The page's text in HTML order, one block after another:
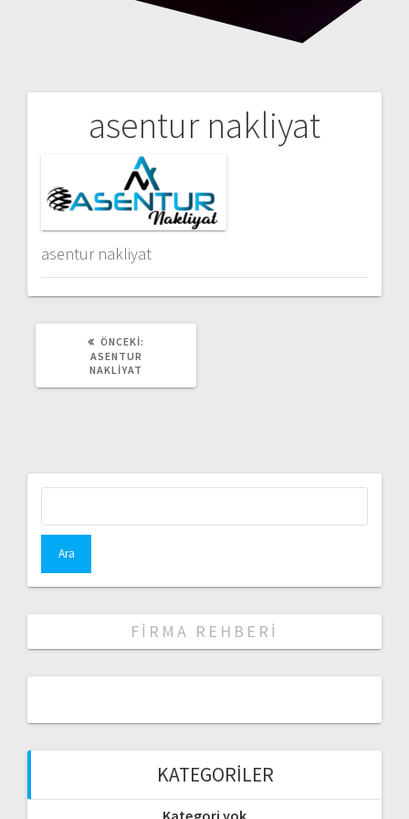
asentur nakliyat
asentur nakliyat
gezinmesi
ÖNCEKI:
ASENTUR
NAKLIYAT
FIRMA REHBERI
KATEGORILER
Kategori yok